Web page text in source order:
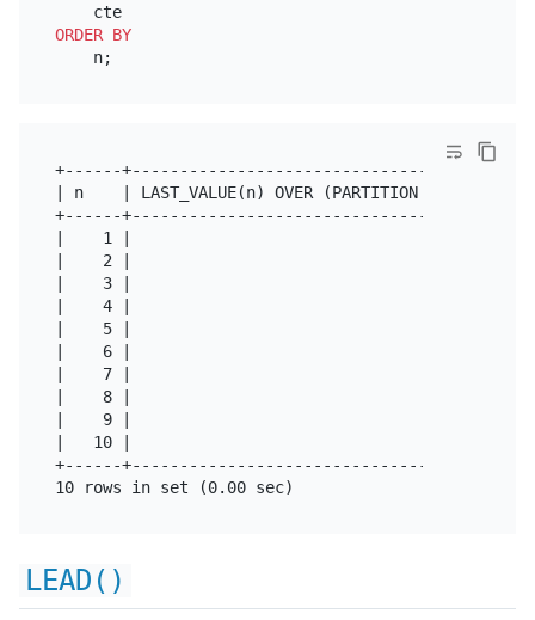
    cte
ORDER BY
+------+----------------------------------------+
| n    | LAST_VALUE(n) OVER (PARTITION BY n<=5) |
+------+----------------------------------------+
|    1 |                                      5 |
|    2 |                                      5 |
|    3 |                                      5 |
|    4 |                                      5 |
|    5 |                                      5 |
|    6 |                                     10 |
|    7 |                                     10 |
|    8 |                                     10 |
|    9 |                                     10 |
|   10 |                                     10 |
+------+----------------------------------------+
LEAD()